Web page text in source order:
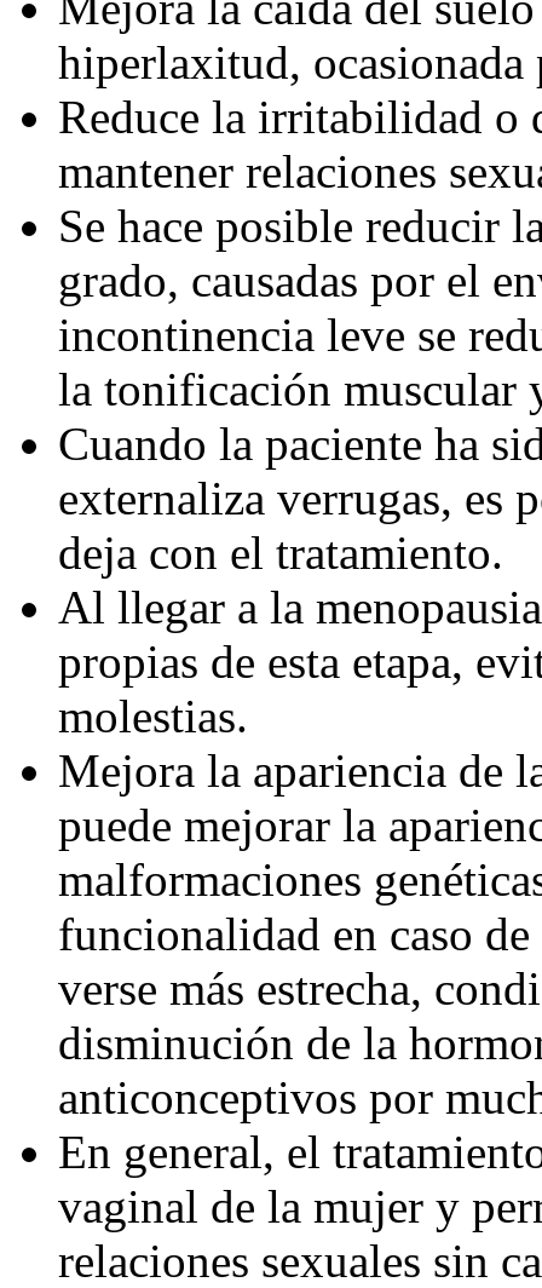
hiperlaxitud, ocasionada
Reduce la irritabilidad o
mantener relaciones
Se hace posible reducir
grado, causadas por el
incontinencia leve se
la tonificación muscular
Cuando la paciente ha
externaliza verrugas, es
deja con el tratamiento.
Al llegar a la
propias de esta etapa,
molestias.
Mejora la apariencia de
puede mejorar la
malformaciones
funcionalidad en caso
verse más estrecha,
disminución de la
anticonceptivos por
En general, el
vaginal de la mujer y
relaciones sexuales sin